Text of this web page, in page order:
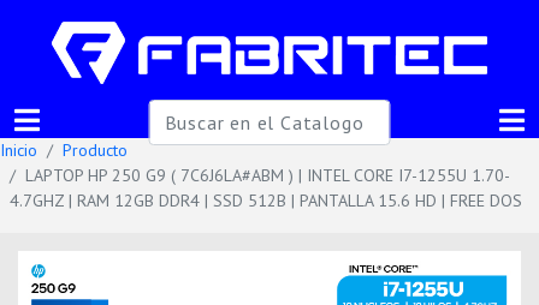
Inicio
Producto
LAPTOP HP 250 G9 ( 7C6J6LA#ABM ) | INTEL CORE I7-1255U 1.70-
4.7GHZ | RAM 12GB DDR4 | SSD 512B | PANTALLA 15.6 HD | FREE DOS